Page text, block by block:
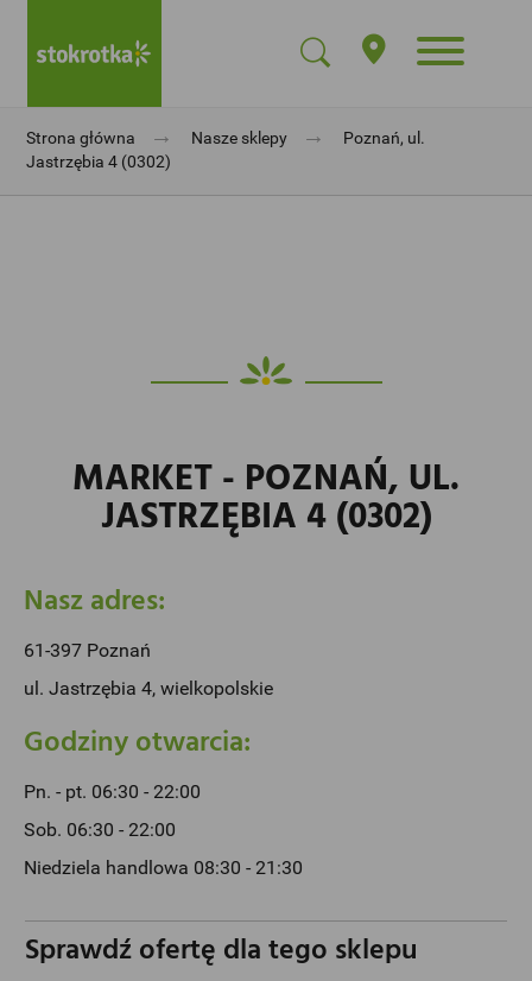
Strona główna → Nasze sklepy →
Poznań, ul.
Jastrzębia 4 (0302)
MARKET - POZNAŃ, UL.
JASTRZĘBIA 4 (0302)
Nasz adres:
61-397 Poznań
ul. Jastrzębia 4, wielkopolskie
Godziny otwarcia:
Pn. - pt. 06:30 - 22:00
Sob. 06:30 - 22:00
Niedziela handlowa 08:30 - 21:30
Sprawdź ofertę dla tego sklepu